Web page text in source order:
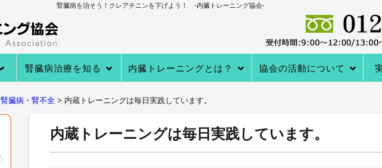
腎臓病を治そう！クレアチニンを下げよう！ -内臓トレーニング協会-
腎臓病治療を知る 内臓トレーニングとは？
ップ
える
ール
協会の活動について
腎臓病・腎不全 > 内蔵トレーニングは毎日実践しています。
内蔵トレーニングは毎日実践しています。